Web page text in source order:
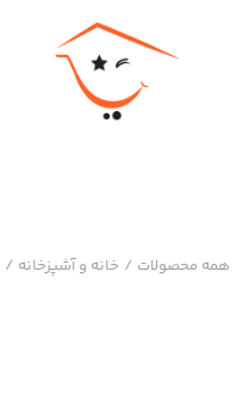
همه محصولات / خانه و آشپزخانه /